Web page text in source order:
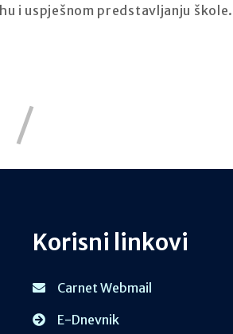
i uspješnom predstavljanju škole.
Korisni linkovi
Carnet Webmail
E-Dnevnik